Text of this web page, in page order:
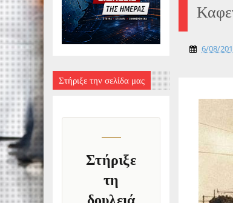
Στήριξε την σελίδα μας
Στήριξε
τη
6/08/